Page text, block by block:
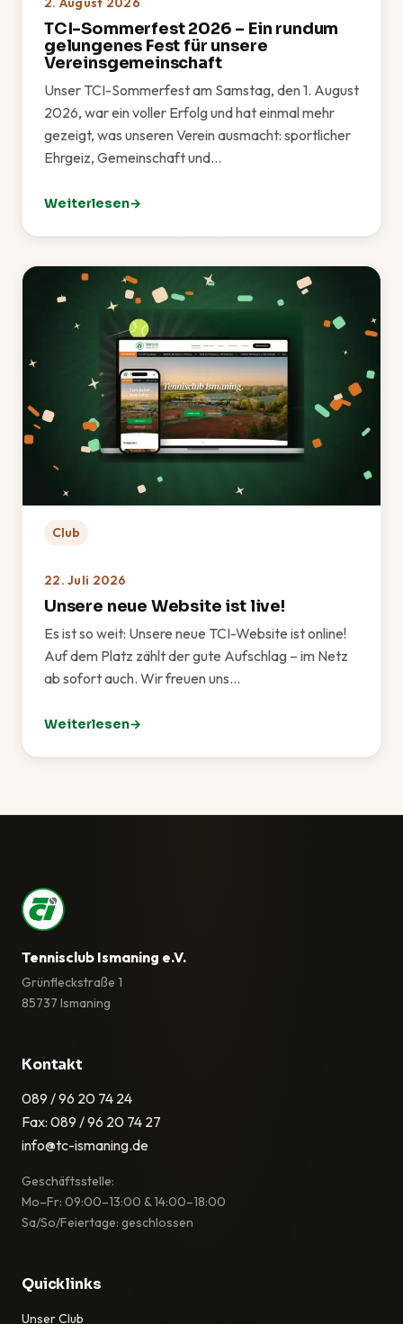
TCI-Sommerfest 2026 – Ein rundum
gelungenes Fest für unsere
Vereinsgemeinschaft
Unser TCI-Sommerfest am Samstag, den 1. August
2026, war ein voller Erfolg und hat einmal mehr
gezeigt, was unseren Verein ausmacht: sportlicher
Ehrgeiz, Gemeinschaft und…
Weiterlesen
: TCI-Sommerfest 2026 – Ein rundum gelungenes
Club
22. Juli 2026
Unsere neue Website ist live!
Es ist so weit: Unsere neue TCI-Website ist online!
Auf dem Platz zählt der gute Aufschlag – im Netz
ab sofort auch. Wir freuen uns…
Weiterlesen
: Unsere neue Website ist live!
Tennisclub Ismaning e.V.
Grünfleckstraße 1
85737 Ismaning
Kontakt
089 / 96 20 74 24
Fax: 089 / 96 20 74 27
info@tc-ismaning.de
Geschäftsstelle:
Mo–Fr: 09:00–13:00 & 14:00–18:00
Sa/So/Feiertage: geschlossen
Quicklinks
Unser Club